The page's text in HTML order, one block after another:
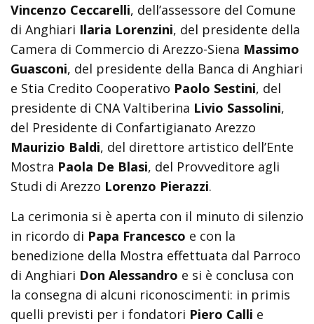
Vincenzo Ceccarelli, dell’assessore del Comune
di Anghiari Ilaria Lorenzini, del presidente della
Camera di Commercio di Arezzo-Siena Massimo
Guasconi, del presidente della Banca di Anghiari
e Stia Credito Cooperativo Paolo Sestini, del
presidente di CNA Valtiberina Livio Sassolini,
del Presidente di Confartigianato Arezzo
Maurizio Baldi, del direttore artistico dell’Ente
Mostra Paola De Blasi, del Provveditore agli
Studi di Arezzo Lorenzo Pierazzi.
La cerimonia si è aperta con il minuto di silenzio
in ricordo di Papa Francesco e con la
benedizione della Mostra effettuata dal Parroco
di Anghiari Don Alessandro e si è conclusa con
la consegna di alcuni riconoscimenti: in primis
quelli previsti per i fondatori Piero Calli e